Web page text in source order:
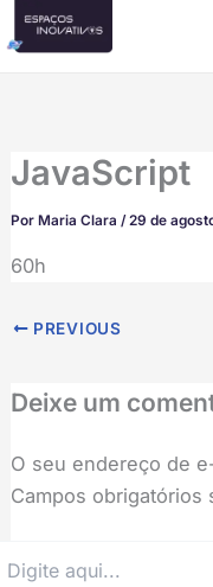
para
JavaScript
Por Maria Clara /29 de
60h
PREVIOUS
Deixe um
O seu endereço de
Campos obrigatórios